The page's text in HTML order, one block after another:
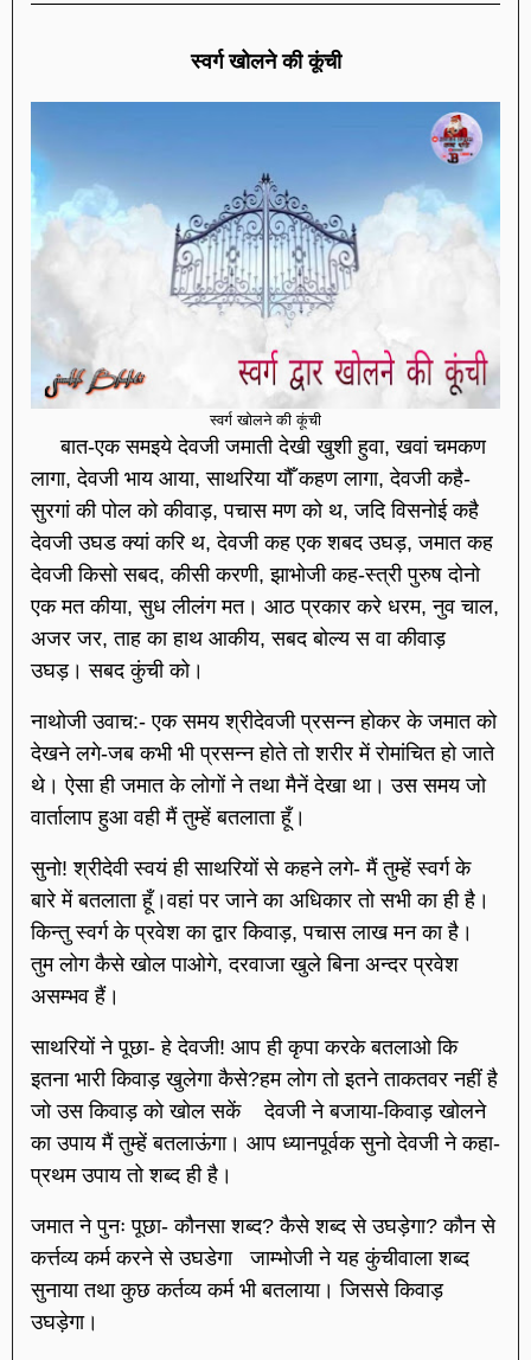
स्वर्ग खोलने की कूंची
स्वर्ग खोलने की कूंची
बात-एक समइये देवजी जमाती देखी खुशी हुवा, खवां चमकण
लागा, देवजी भाय आया, साथरिया यौँ कहण लागा, देवजी कहै-
सुरगां की पोल को कीवाड़, पचास मण को थ, जदि विसनोई कहै
देवजी उघड क्यां करि थ, देवजी कह एक शबद उघड़, जमात कह
देवजी किसो सबद, कीसी करणी, झाभोजी कह-स्त्री पुरुष दोनो
एक मत कीया, सुध लीलंग मत। आठ प्रकार करे धरम, नुव चाल,
अजर जर, ताह का हाथ आकीय, सबद बोल्य स वा कीवाड़
उघड़। सबद कुंची को।
नाथोजी उवाच:- एक समय श्रीदेवजी प्रसन्न होकर के जमात को
देखने लगे-जब कभी भी प्रसन्न होते तो शरीर में रोमांचित हो जाते
थे। ऐसा ही जमात के लोगों ने तथा मैनें देखा था। उस समय जो
वार्तालाप हुआ वही मैं तुम्हें बतलाता हूँ।
सुनो! श्रीदेवी स्वयं ही साथरियों से कहने लगे- मैं तुम्हें स्वर्ग के
बारे में बतलाता हूँ।वहां पर जाने का अधिकार तो सभी का ही है।
किन्तु स्वर्ग के प्रवेश का द्वार किवाड़, पचास लाख मन का है।
तुम लोग कैसे खोल पाओगे, दरवाजा खुले बिना अन्दर प्रवेश
असम्भव हैं।
साथरियों ने पूछा- हे देवजी! आप ही कृपा करके बतलाओ कि
इतना भारी किवाड़ खुलेगा कैसे?हम लोग तो इतने ताकतवर नहीं है
जो उस किवाड़ को खोल सकें देवजी ने बजाया-किवाड़ खोलने
का उपाय मैं तुम्हें बतलाऊंगा। आप ध्यानपूर्वक सुनो देवजी ने कहा-
प्रथम उपाय तो शब्द ही है।
जमात ने पुनः पूछा- कौनसा शब्द? कैसे शब्द से उघड़ेगा? कौन से
कर्त्तव्य कर्म करने से उघडेगा जाम्भोजी ने यह कुंचीवाला शब्द
सुनाया तथा कुछ कर्तव्य कर्म भी बतलाया। जिससे किवाड़
उघड़ेगा।